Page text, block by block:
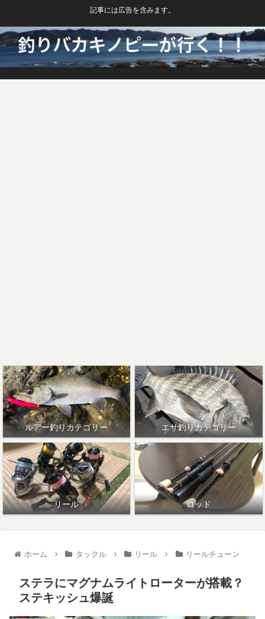
記事には広告を含みます。
ルアー釣りカテゴリー エサ釣りカテゴリー
リール ロッド
ホーム タックル リール リールチューン
ステラにマグナムライトローターが搭載？
ステキッシュ爆誕